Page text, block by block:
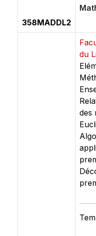
358MADDL2
du
des